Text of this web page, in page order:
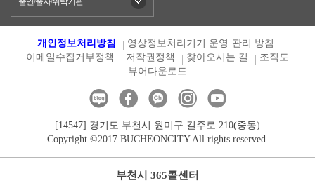
개인정보처리방침
영상정보처리기기 운영·관리 방침
이메일수집거부정책
저작권정책 찾아오시는 길
조직도
뷰어다운로드
[14547] 경기도 부천시 원미구 길주로 210(중동)
Copyright ©2017 BUCHEONCITY All rights reserved.
부천시 365콜센터